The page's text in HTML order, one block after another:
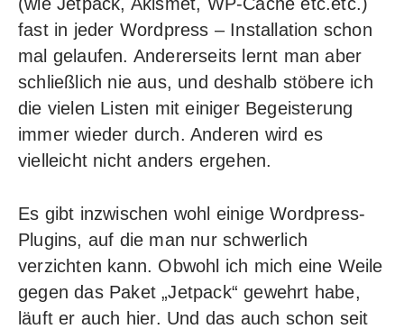
fast in jeder Wordpress – Installation schon
mal gelaufen. Andererseits lernt man aber
schließlich nie aus, und deshalb stöbere ich
die vielen Listen mit einiger Begeisterung
immer wieder durch. Anderen wird es
vielleicht nicht anders ergehen.
Es gibt inzwischen wohl einige Wordpress-
Plugins, auf die man nur schwerlich
verzichten kann. Obwohl ich mich eine Weile
gegen das Paket „Jetpack“ gewehrt habe,
läuft er auch hier. Und das auch schon seit